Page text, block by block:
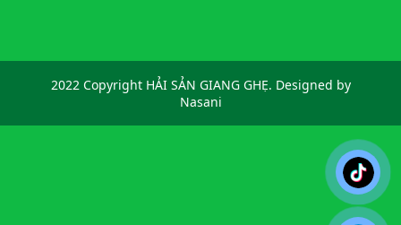
2022 Copyright HẢI SẢN GIANG GHẸ. Designed by
Nasani